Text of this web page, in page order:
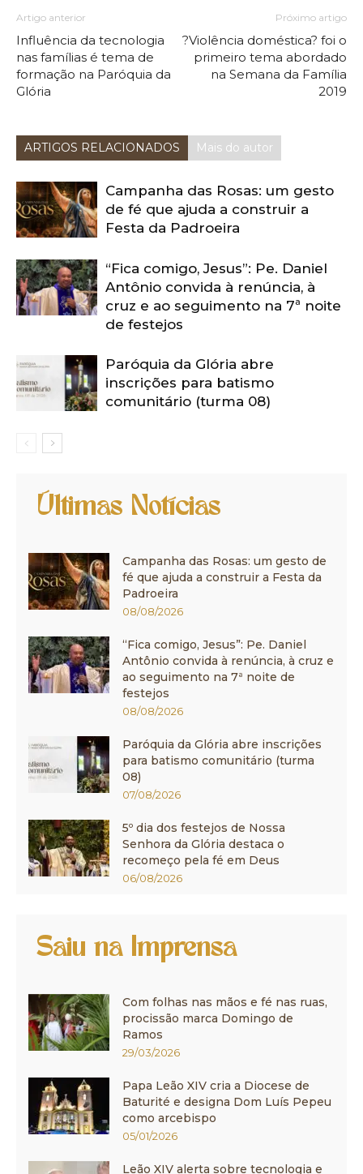
Artigo anterior
Influência da tecnologia
nas famílias é tema de
formação na Paróquia da
Glória
Próximo artigo
?Violência doméstica? foi o
primeiro tema abordado
na Semana da Família
2019
ARTIGOS RELACIONADOS Mais do autor
Campanha das Rosas: um gesto
de fé que ajuda a construir a
Festa da Padroeira
“Fica comigo, Jesus”: Pe. Daniel
Antônio convida à renúncia, à
cruz e ao seguimento na 7ª noite
de festejos
Paróquia da Glória abre
inscrições para batismo
comunitário (turma 08)
Últimas Notícias
Campanha das Rosas: um gesto de
fé que ajuda a construir a Festa da
Padroeira
08/08/2026
“Fica comigo, Jesus”: Pe. Daniel
Antônio convida à renúncia, à cruz e
ao seguimento na 7ª noite de
festejos
08/08/2026
Paróquia da Glória abre inscrições
para batismo comunitário (turma
08)
07/08/2026
5º dia dos festejos de Nossa
Senhora da Glória destaca o
recomeço pela fé em Deus
06/08/2026
Saiu na Imprensa
Com folhas nas mãos e fé nas ruas,
procissão marca Domingo de
Ramos
29/03/2026
Papa Leão XIV cria a Diocese de
Baturité e designa Dom Luís Pepeu
como arcebispo
05/01/2026
Leão XIV alerta sobre tecnologia e